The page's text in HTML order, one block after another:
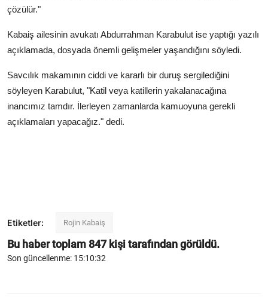
çözülür."
Kabaiş ailesinin avukatı Abdurrahman Karabulut ise yaptığı yazılı
açıklamada, dosyada önemli gelişmeler yaşandığını söyledi.
Savcılık makamının ciddi ve kararlı bir duruş sergilediğini
söyleyen Karabulut, "Katil veya katillerin yakalanacağına
inancımız tamdır. İlerleyen zamanlarda kamuoyuna gerekli
açıklamaları yapacağız." dedi.
Etiketler: Rojin Kabaiş
Bu haber toplam 847kişi tarafından görüldü.
Son güncellenme: 15:10:32